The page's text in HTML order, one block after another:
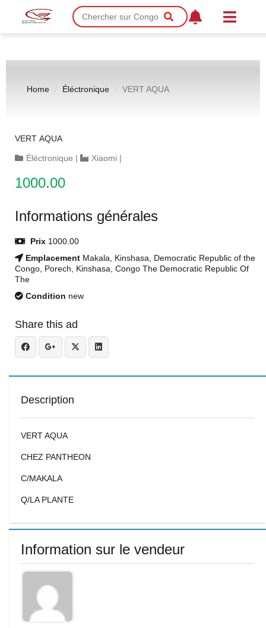
Home Éléctronique VERT AQUA
VERT AQUA
Éléctronique | Xiaomi |
1000.00
Informations générales
Prix 1000.00
Emplacement Makala, Kinshasa, Democratic Republic of the
Congo, Porech, Kinshasa, Congo The Democratic Republic Of
The
Condition new
Share this ad
Description
VERT AQUA
CHEZ PANTHEON
C/MAKALA
Q/LA PLANTE
Information sur le vendeur